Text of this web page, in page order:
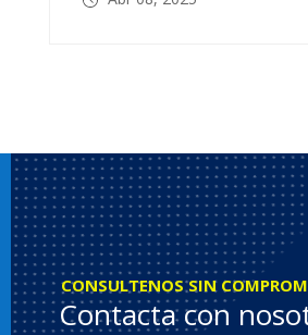
CONSULTENOS SIN
Contacta con